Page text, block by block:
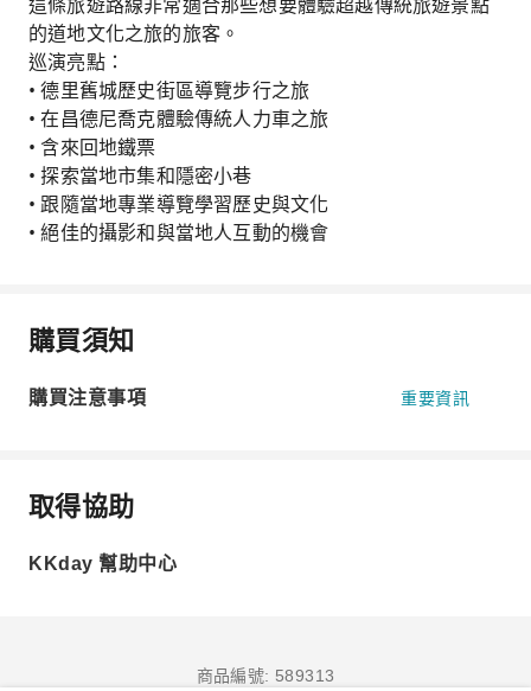
的道地文化之旅的旅客。
巡演亮點：
• 德里舊城歷史街區導覽步行之旅
• 在昌德尼喬克體驗傳統人力車之旅
• 含來回地鐵票
• 探索當地市集和隱密小巷
• 跟隨當地專業導覽學習歷史與文化
• 絕佳的攝影和與當地人互動的機會
購買須知
購買注意事項 重要資訊
取得協助
KKday 幫助中心
商品編號: 589313